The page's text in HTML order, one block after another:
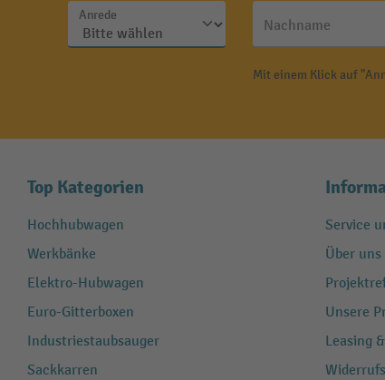
Anrede
Nachname
Mit einem Klick auf
Top Kategorien
Hochhubwagen
Werkbänke
Elektro-Hubwagen
Euro-Gitterboxen
Industriestaubsauger
Sackkarren
Service
Über uns
Unsere
Leasing